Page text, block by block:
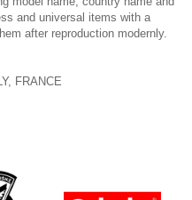
and universal items with a
after reproduction modernly.
FRANCE